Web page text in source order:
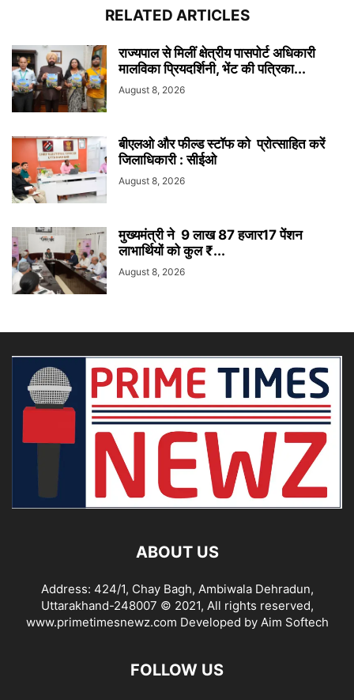
RELATED ARTICLES
राज्यपाल से मिलीं क्षेत्रीय पासपोर्ट अधिकारी
मालविका प्रियदर्शिनी, भेंट की पत्रिका...
August 8, 2026
बीएलओ और फील्ड स्टॉफ को प्रोत्साहित करें
जिलाधिकारी : सीईओ
August 8, 2026
मुख्यमंत्री ने 9 लाख 87 हजार17 पेंशन
लाभार्थियों को कुल ₹...
August 8, 2026
ABOUT US
Address: 424/1, Chay Bagh, Ambiwala Dehradun,
Uttarakhand-248007 © 2021, All rights reserved,
www.primetimesnewz.com Developed by Aim Softech
FOLLOW US